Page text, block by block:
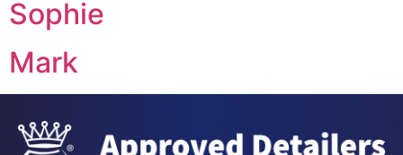
Sophie
Mark